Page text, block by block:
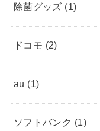
除菌グッズ (1)
ドコモ (2)
au (1)
ソフトバンク (1)